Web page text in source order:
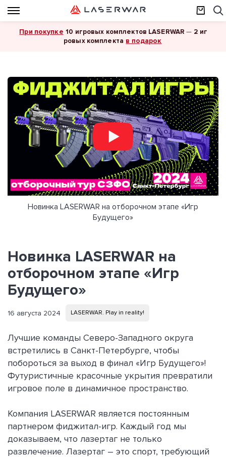
При покупке 10 игровых комплектов LASERWAR — 2 иг
ровых комплекта в подарок
Новинка LASERWAR на
отборочном этапе «Игр
Будущего»
16 августа 2024 LASERWAR. Play in reality!
Новинка LASERWAR на отборочном этапе «Игр
Будущего»
Лучшие команды Северо-Западного округа
встретились в Санкт-Петербурге, чтобы
побороться за выход в финал «Игр Будущего»!
Футуристичные красочные укрытия превратили
игровое поле в динамичное пространство.
Компания LASERWAR является постоянным
партнером фиджитал-игр. Каждый год мы
доказываем, что лазертаг не только
развлечение. Лазертаг – это спорт, требующий